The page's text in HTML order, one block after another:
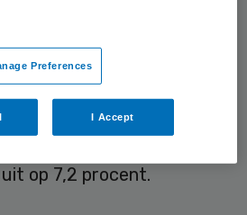
van de omzet,
Op twee na
de financiële
gedeponeerd. Het
op 7,2 procent.
Preferences
I Accept